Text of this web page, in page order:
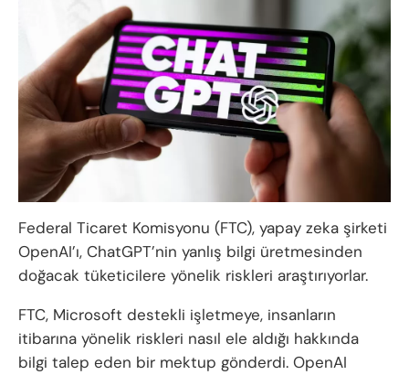
Federal Ticaret Komisyonu (FTC), yapay zeka şirketi
OpenAI’ı, ChatGPT’nin yanlış bilgi üretmesinden
doğacak tüketicilere yönelik riskleri araştırıyorlar.
FTC, Microsoft destekli işletmeye, insanların
itibarına yönelik riskleri nasıl ele aldığı hakkında
bilgi talep eden bir mektup gönderdi. OpenAI